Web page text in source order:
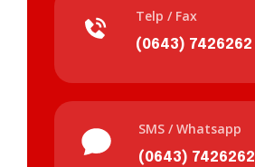
Telp / Fax
(0643) 7426262
SMS / Whatsapp
(0643) 7426262